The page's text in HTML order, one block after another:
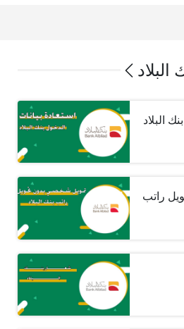
البلاد
البلاد
راتب